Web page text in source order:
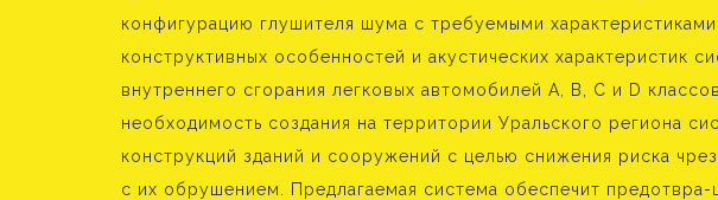
конфигурацию глушителя шума с требуемыми
конструктивных особенностей и акустических характеристик
внутреннего сгорания легковых автомобилей А, В, С и D
необходимость создания на территории Уральского региона
конструкций зданий и сооружений с целью снижения риска
с их обрушением. Предлагаемая система обеспечит